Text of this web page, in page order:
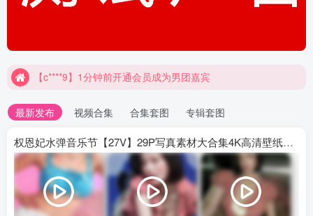
【c****9】1分钟前开通会员成为男团嘉宾
最新发布 视频合集 合集套图 专辑套图
权恩妃水弹音乐节【27V】29P写真素材大合集4K高清壁纸照片素材